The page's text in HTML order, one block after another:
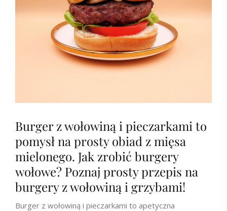
Burger z wołowiną i pieczarkami to
pomysł na prosty obiad z mięsa
mielonego. Jak zrobić burgery
wołowe? Poznaj prosty przepis na
burgery z wołowiną i grzybami!
Burger z wołowiną i pieczarkami to apetyczna